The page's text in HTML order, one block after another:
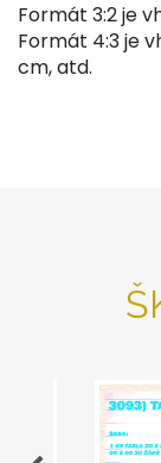
Formát 3:2 je
Formát 4:3 je
cm, atd.